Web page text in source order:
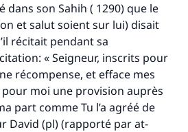
édans son Sahih ( 1290) que le
et salut soient sur lui) disait
’il récitait pendant sa
citation: «Seigneur, inscrits pour
récompense, et efface mes
pour moi une provision auprès
part comme Tu l’a agrééde
David (pl) (rapporté par at-
d'Allah (Paix sur lui) a dit:
une bonne action obtient la
que celui qui le fait."
1893)
IslamQA